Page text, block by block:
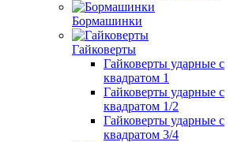
Бормашинки
Гайковерты
Гайковерты ударные с
квадратом 1
Гайковерты ударные с
квадратом 1/2
Гайковерты ударные с
квадратом 3/4